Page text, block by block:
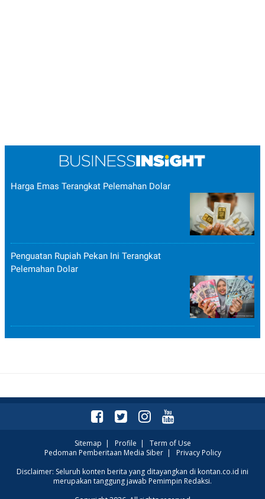
Harga Emas Terangkat Pelemahan Dolar
Penguatan Rupiah Pekan Ini Terangkat
Pelemahan Dolar
Sitemap | Profile | Term of Use
Pedoman Pemberitaan Media Siber| Privacy Policy
Disclaimer: Seluruh konten berita yang ditayangkan di kontan.co.id ini
merupakan tanggung jawab Pemimpin Redaksi.